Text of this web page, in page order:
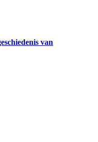
van